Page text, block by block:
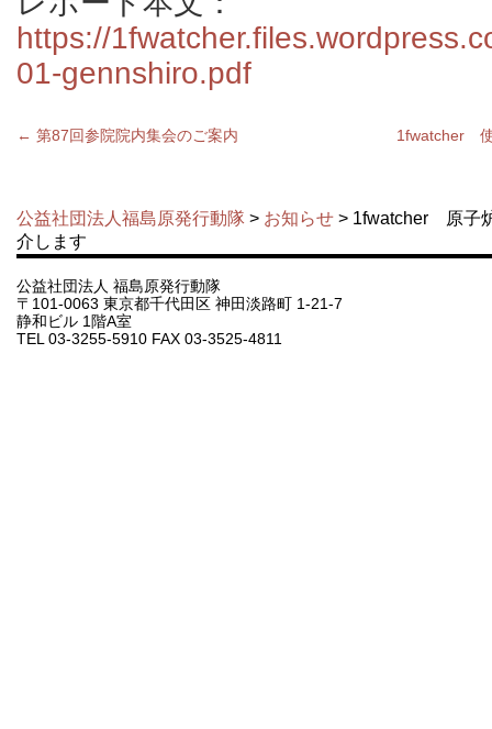
https://
01-gennshiro.pdf
← 第87回参院院内集会のご案内 1fwatcher 使
公益社団法人福島原発行動隊 > お知らせ > 1fwatcher 原子
介します
公益社団法人 福島原発行動隊
〒101-0063 東京都千代田区 神田淡路町 1-21-7
静和ビル 1階A室
TEL 03-3255-5910 FAX 03-3525-4811